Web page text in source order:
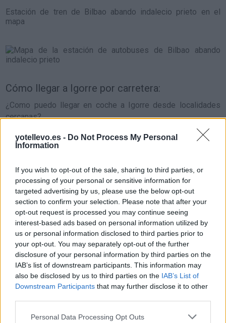
yotellevo.es - Do Not Process My Personal
Information
If you wish to opt-out of the sale, sharing to third parties, or
processing of your personal or sensitive information for
targeted advertising by us, please use the below opt-out
section to confirm your selection. Please note that after your
opt-out request is processed you may continue seeing
interest-based ads based on personal information utilized by
us or personal information disclosed to third parties prior to
your opt-out. You may separately opt-out of the further
disclosure of your personal information by third parties on the
IAB’s list of downstream participants. This information may
also be disclosed by us to third parties on the IAB’s List of
Downstream Participants that may further disclose it to other
Personal Data Processing Opt Outs
Estación de tren de Bilbao abando indalecio prieto en el
mapa
Cómo llegar a Igorre por carretera:
¿Como puedo llegar en coche a Igorre desde localidades
cercanas?
Arantzazua 1,41
kilómetros
Arteaa 3,63 kilómetros
Lemoa a 4,77 kilómetros
Areatzaa 4,79 kilómetros
Bediaa 5,50 kilómetros
Zeberioa 6,38 kilómetros
Galdakao a 6,87 kilómetros
Amorebieta-Etxanoa 6,98
kilómetros
gran población o capitales
de provincia?
Comparte
cómo
llegar a Igorre
Precios de la
gasolina en Igorre